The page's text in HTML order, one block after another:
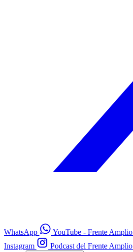
WhatsApp YouTube - Frente Amplio
Instagram
Podcast del Frente Amplio